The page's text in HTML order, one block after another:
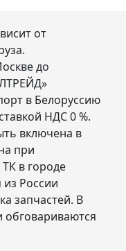
от
до
в Белоруссию
НДС 0 %.
включена в
при
в городе
России
запчастей. В
обговариваются